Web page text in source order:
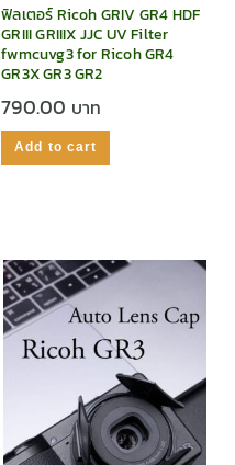
ฟิลเตอร์ Ricoh GRIV GR4 HDF
GRIII GRIIIX JJC UV Filter
fwmcuvg3 for Ricoh GR4
GR3X GR3 GR2
790.00
Add to cart